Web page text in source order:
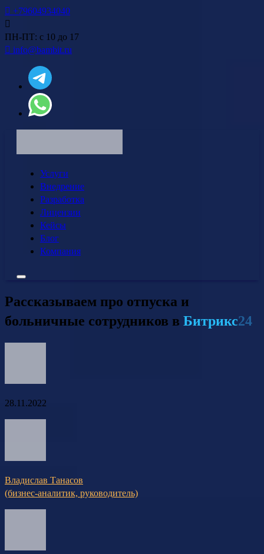
+79604934040
ПН-ПТ: с 10 до 17
info@bambit.ru
Услуги
Внедрение
Разработка
Лицензии
Кейсы
Блог
Компания
Рассказываем про отпуска и
больничные сотрудников в Битрикс24
28.11.2022
Владислав Танасов
(бизнес-аналитик, руководитель)